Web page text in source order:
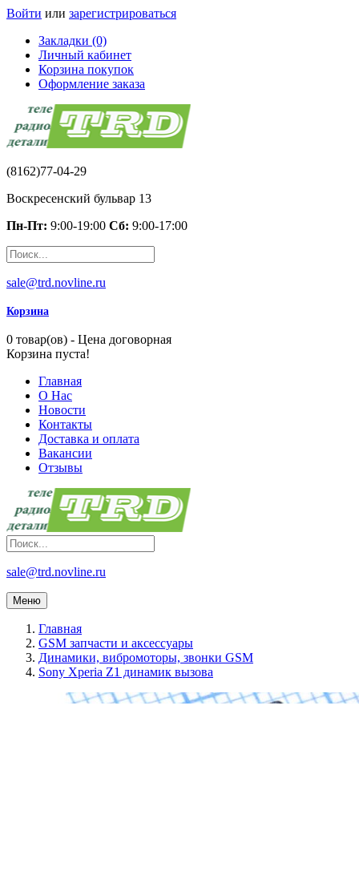
Войти или зарегистрироваться
Закладки (0)
Личный кабинет
Корзина покупок
Оформление заказа
(8162)77-04-29
Воскресенский бульвар 13
Пн-Пт: 9:00-19:00 Сб: 9:00-17:00
sale@trd.novline.ru
Корзина
0 товар(ов) - Цена договорная
Корзина пуста!
Главная
О Нас
Новости
Контакты
Доставка и оплата
Вакансии
Отзывы
sale@trd.novline.ru
Меню
Главная
GSM запчасти и аксессуары
Динамики, вибромоторы, звонки GSM
Sony Xperia Z1 динамик вызова